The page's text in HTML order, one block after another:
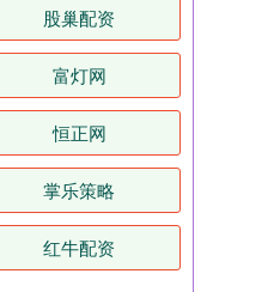
股巢配资
富灯网
恒正网
掌乐策略
红牛配资